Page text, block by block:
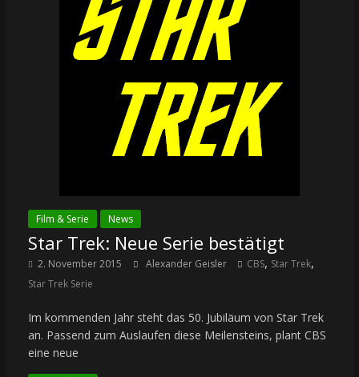
Film & Serie News
Star Trek: Neue Serie bestätigt
2. November 2015 Alexander Geisler CBS, Star Trek,
Star Trek Serie
Im kommenden Jahr steht das 50. Jubiläum von Star Trek
an. Passend zum Auslaufen diese Meilensteins, plant CBS
eine neue